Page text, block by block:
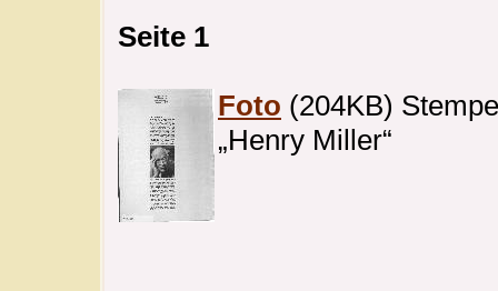
Seite 1
Foto (204KB)
„Henry Miller“